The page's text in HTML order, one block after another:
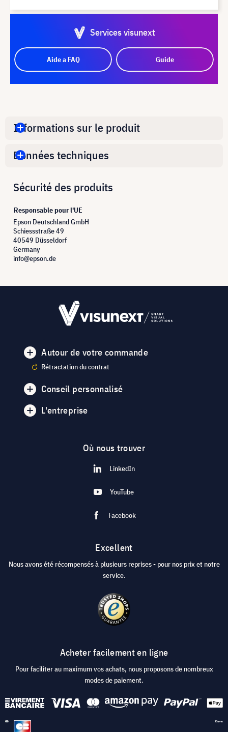
Services visunext
Aide a FAQ Guide
Informations sur le produit
Données techniques
Sécurité des produits
Responsable pour l'UE
Epson Deutschland GmbH
Schiessstraße 49
40549 Düsseldorf
Germany
info@epson.de
Autour de votre commande
Rétractation du contrat
Conseil personnalisé
L'entreprise
Où nous trouver
LinkedIn
YouTube
Facebook
Excellent
Nous avons été récompensés à plusieurs reprises - pour nos prix et notre
service.
Acheter facilement en ligne
Pour faciliter au maximum vos achats, nous proposons de nombreux
modes de paiement.